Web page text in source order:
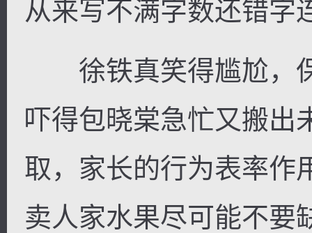
从来写不满字数还错字
徐铁真笑得尴尬，
吓得包晓棠急忙又搬出
取，家长的行为表率作
卖人家水果尽可能不要